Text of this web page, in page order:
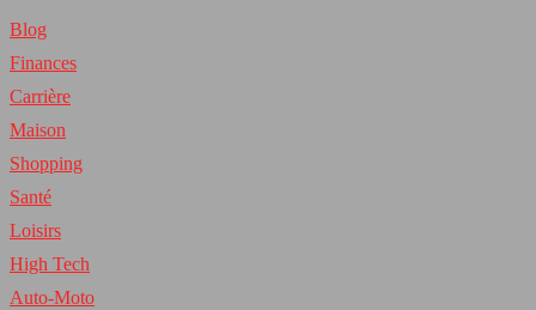
Blog
Finances
Carrière
Maison
Shopping
Santé
Loisirs
High Tech
Auto-Moto